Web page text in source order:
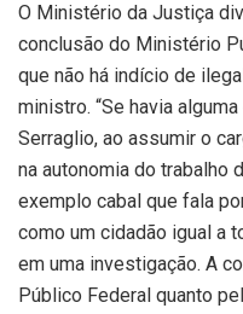
O Ministério da Justiça
conclusão do Ministério
que não há indício de
ministro. “Se havia
Serraglio, ao assumir o
na autonomia do trabalho
exemplo cabal que fala
como um cidadão igual a
em uma investigação. A
Público Federal quanto